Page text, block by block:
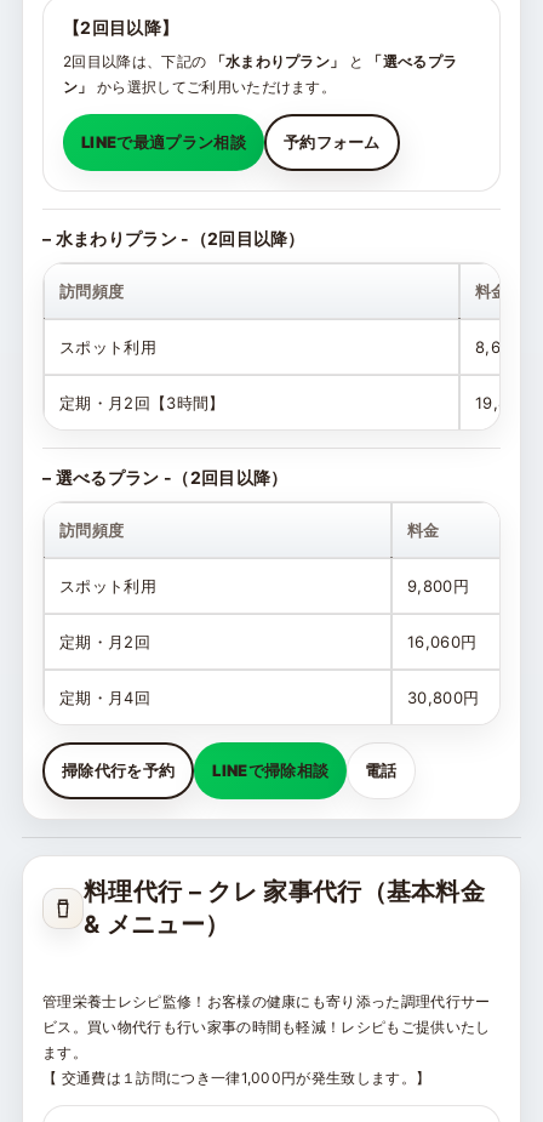
【2回目以降】
2回目以降は、下記の 「水まわりプラン」 と
「選べるプラ
ン」
から選択してご利用いただけます。
LINEで最適プラン相談 予約フォーム
– 水まわりプラン -（2回目以降）
訪問頻度 料金
スポット利用 8,650円
定期・月2回【3時間】 19,800
– 選べるプラン -（2回目以降）
訪問頻度 料金
スポット利用 9,800円
定期・月2回 16,060円
定期・月4回 30,800円
掃除代行を予約 LINEで掃除相談 電話
料理代行 – クレ 家事代行（基本料金
& メニュー）
管理栄養士レシピ監修！お客様の健康にも寄り添った調理代行サー
ビス。買い物代行も行い家事の時間も軽減！レシピもご提供いたし
ます。
【 交通費は１訪問につき一律1,000円が発生致します。】